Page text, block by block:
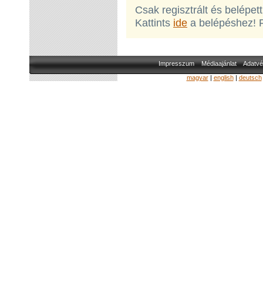
Csak regisztrált és
Kattints ide a belépéshez!
Impresszum Médiaajánlat
magyar| english| deutsch